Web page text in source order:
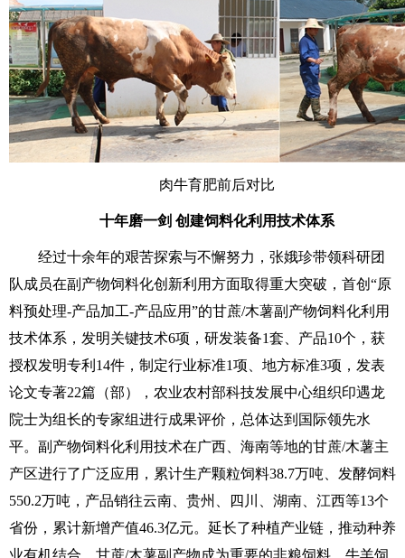
肉牛育肥前后对比
十年磨一剑 创建饲料化利用技术体系
经过十余年的艰苦探索与不懈努力，张娥珍带领科研团
队成员在副产物饲料化创新利用方面取得重大突破，首创“原
料预处理-产品加工-产品应用”的甘蔗/木薯副产物饲料化利用
技术体系，发明关键技术6项，研发装备1套、产品10个，获
授权发明专利14件，制定行业标准1项、地方标准3项，发表
论文专著22篇（部），农业农村部科技发展中心组织印遇龙
院士为组长的专家组进行成果评价，总体达到国际领先水
平。副产物饲料化利用技术在广西、海南等地的甘蔗/木薯主
产区进行了广泛应用，累计生产颗粒饲料38.7万吨、发酵饲料
550.2万吨，产品销往云南、贵州、四川、湖南、江西等13个
省份，累计新增产值46.3亿元。延长了种植产业链，推动种养
业有机结合，甘蔗/木薯副产物成为重要的非粮饲料，牛羊饲